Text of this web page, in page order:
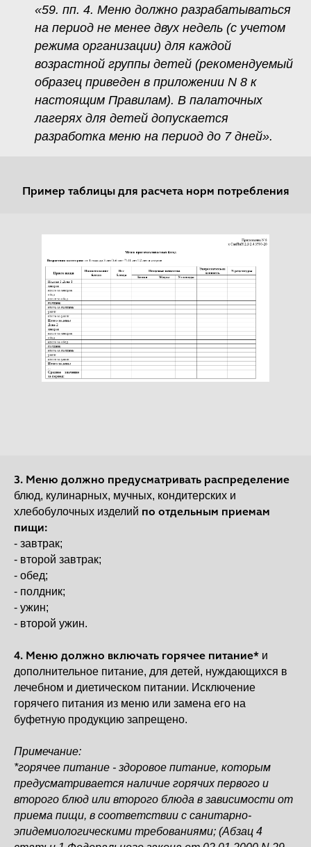
«59. пп. 4. Меню должно разрабатываться
на период не менее двух недель (с учетом
режима организации) для каждой
возрастной группы детей (рекомендуемый
образец приведен в приложении N 8 к
настоящим Правилам). В палаточных
лагерях для детей допускается
разработка меню на период до 7 дней».
Пример таблицы для расчета норм потребления
3. Меню должно предусматривать распределение
блюд, кулинарных, мучных, кондитерских и
хлебобулочных изделий по отдельным приемам
пищи:
- завтрак;
- второй завтрак;
- обед;
- полдник;
- ужин;
- второй ужин.
4. Меню должно включать горячее питание* и
дополнительное питание, для детей, нуждающихся в
лечебном и диетическом питании. Исключение
горячего питания из меню или замена его на
буфетную продукцию запрещено.
Примечание:
*горячее питание - здоровое питание, которым
предусматривается наличие горячих первого и
второго блюд или второго блюда в зависимости от
приема пищи, в соответствии с санитарно-
эпидемиологическими требованиями; (Абзац 4